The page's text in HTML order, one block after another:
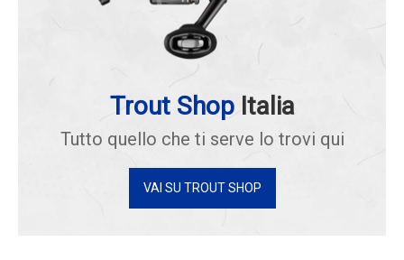
Trout ShopItalia
Tutto quello che ti serve lo trovi qui
VAI SU TROUT SHOP